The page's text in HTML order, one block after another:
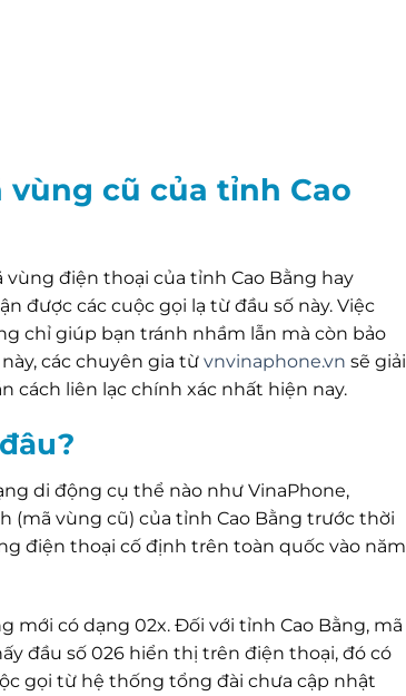
vùng cũ của tỉnh Cao
vùng điện thoại của tỉnh Cao Bằng hay
được các cuộc gọi lạ từ đầu số này. Việc
chỉ giúp bạn tránh nhầm lẫn mà còn bảo
các chuyên gia từ vnvinaphone.vn sẽ giải
cách liên lạc chính xác nhất hiện nay.
di động cụ thể nào như VinaPhone,
(mã vùng cũ) của tỉnh Cao Bằng trước thời
điện thoại cố định trên toàn quốc vào năm
mới có dạng 02x. Đối với tỉnh Cao Bằng, mã
đầu số 026 hiển thị trên điện thoại, đó có
gọi từ hệ thống tổng đài chưa cập nhật